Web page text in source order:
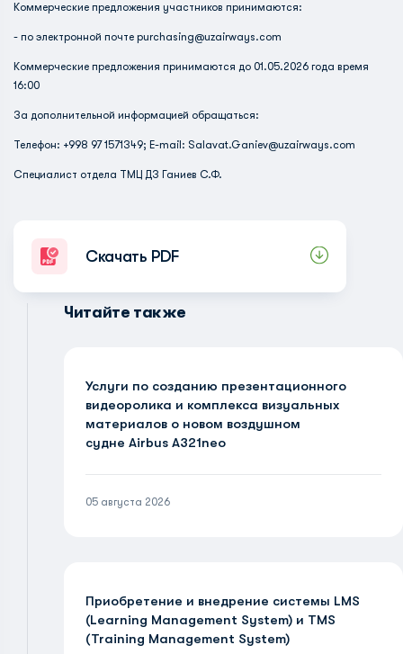
Коммерческие предложения участников принимаются:
- по электронной почте purchasing@uzairways.com
Коммерческие предложения принимаются до 01.05.2026 года время
16:00
За дополнительной информацией обращаться:
Телефон: +998 97 1571349; E-mail: Salavat.Ganiev@uzairways.com
Специалист отдела ТМЦ ДЗ Ганиев С.Ф.
Скачать PDF
Читайте также
Услуги по созданию презентационного
видеоролика и комплекса визуальных
материалов о новом воздушном
судне Airbus A321neo
05 августа 2026
Приобретение и внедрение системы LMS
(Learning Management System) и TMS
(Training Management System)